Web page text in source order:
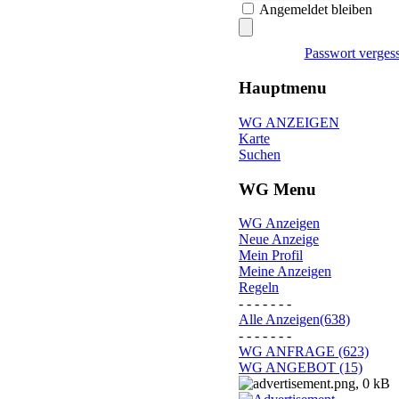
Angemeldet bleiben
Passwort
Hauptmenu
WG ANZEIGEN
Karte
Suchen
WG Menu
WG Anzeigen
Neue Anzeige
Mein Profil
Meine Anzeigen
Regeln
- - - - - - -
Alle Anzeigen(638)
- - - - - - -
WG ANFRAGE (623)
WG ANGEBOT (15)